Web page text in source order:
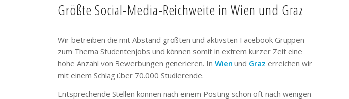
Größte Social-Media-Reichweite in Wien und Graz
Wir betreiben die mit Abstand größten und aktivsten Facebook Gruppen
zum Thema Studentenjobs und können somit in extrem kurzer Zeit eine
hohe Anzahl von Bewerbungen generieren. InWien und Graz erreichen wir
mit einem Schlag über 70.000 Studierende.
Entsprechende Stellen können nach einem Posting schon oft nach wenigen